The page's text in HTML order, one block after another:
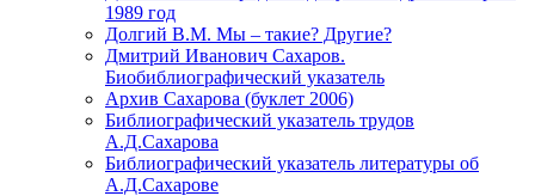
1989 год
Долгий В.М. Мы – такие? Другие?
Дмитрий Иванович Сахаров.
Биобиблиографический указатель
Архив Сахарова (буклет 2006)
Библиографический указатель трудов
А.Д.Сахарова
Библиографический указатель литературы об
А.Д.Сахарове